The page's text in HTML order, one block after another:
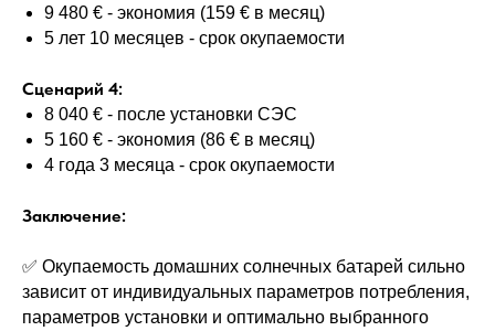
9 480 € - экономия (159 € в месяц)
5 лет 10 месяцев - срок окупаемости
Сценарий 4:
8 040 € - после установки СЭС
5 160 € - экономия (86 € в месяц)
4 года 3 месяца - срок окупаемости
Заключение:
✅ Окупаемость домашних солнечных батарей сильно
зависит от индивидуальных параметров потребления,
параметров установки и оптимально выбранного